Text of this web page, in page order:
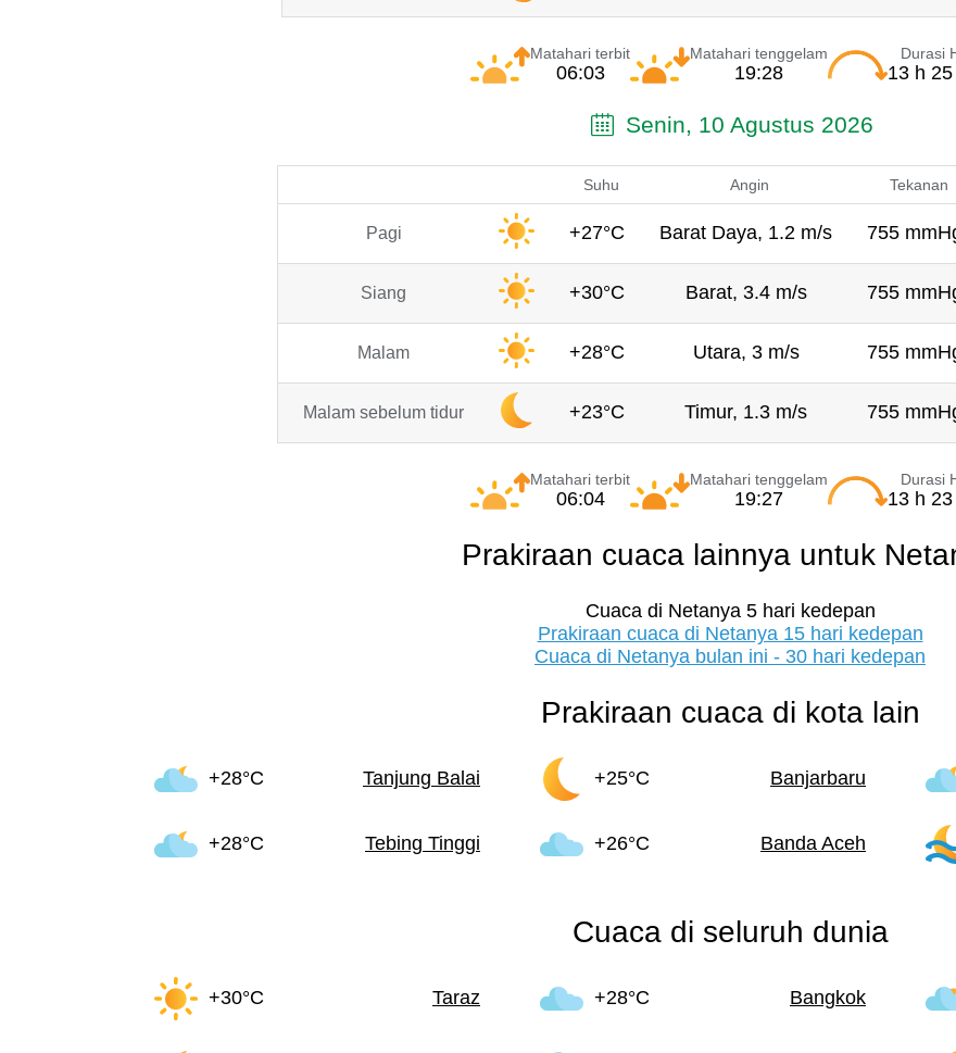
Matahari terbit
06:03
Matahari tenggelam
19:28
Durasi
13 h
Senin, 10 Agustus 2026
Suhu Angin Tekanan
Pagi +27°C Barat Daya, 1.2 m/s 755
Siang +30°C Barat, 3.4 m/s 755
Malam +28°C Utara, 3 m/s 755
Malam sebelum tidur +23°C Timur, 1.3 m/s 755
Matahari terbit
06:04
Matahari tenggelam
19:27
Durasi
13 h
Prakiraan cuaca lainnya untuk
Cuaca di Netanya 5 hari kedepan
Prakiraan cuaca di Netanya 15 hari kedepan
Cuaca di Netanya bulan ini - 30 hari kedepan
Prakiraan cuaca di kota lain
+28°C Tanjung Balai +25°C Banjarbaru
+28°C Tebing Tinggi +26°C Banda Aceh
Cuaca di seluruh dunia
+30°C Taraz +28°C Bangkok